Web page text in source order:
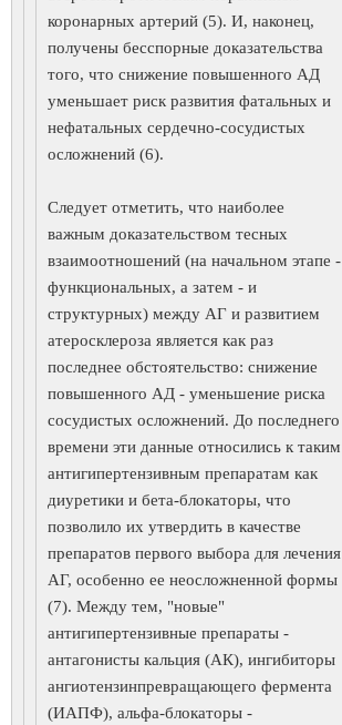
коронарных артерий (5). И, наконец,
получены бесспорные доказательства
того, что снижение повышенного АД
уменьшает риск развития фатальных и
нефатальных сердечно-сосудистых
осложнений (6).
Следует отметить, что наиболее
важным доказательством тесных
взаимоотношений (на начальном этапе -
функциональных, а затем - и
структурных) между АГ и развитием
атеросклероза является как раз
последнее обстоятельство: снижение
повышенного АД - уменьшение риска
сосудистых осложнений. До последнего
времени эти данные относились к таким
антигипертензивным препаратам как
диуретики и бета-блокаторы, что
позволило их утвердить в качестве
препаратов первого выбора для лечения
АГ, особенно ее неосложненной формы
(7). Между тем, "новые"
антигипертензивные препараты -
антагонисты кальция (АК), ингибиторы
ангиотензинпревращающего фермента
(ИАПФ), альфа-блокаторы -